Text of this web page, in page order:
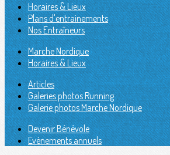
Horaires & Lieux
Plans d'entrainements
Nos Entraîneurs
Marche Nordique
Horaires & Lieux
Articles
Galeries photos Running
Galerie photos Marche Nordique
Devenir Bénévole
Evènements annuels